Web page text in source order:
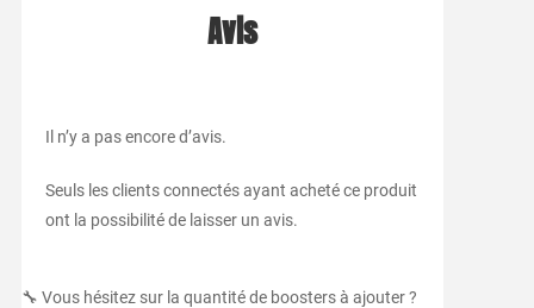
Avis
Il n’y a pas encore d’avis.
Seuls les clients connectés ayant acheté ce produit
ont la possibilité de laisser un avis.
🔧 Vous hésitez sur la quantité de boosters à ajouter ?